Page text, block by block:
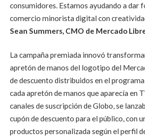
consumidores. Estamos ayudando a dar
comercio minorista digital con
Sean Summers, CMO de Mercado
La campaña premiada innovó
apretón de manos del logotipo del
de descuento distribuidos en el
cada apretón de manos que aparecía en
canales de suscripción de Globo, se
cupón de descuento para el público, con
productos personalizada según el perfil